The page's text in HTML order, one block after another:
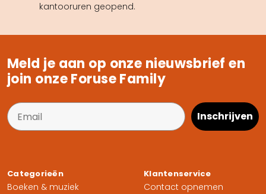
kantooruren geopend.
Meld je aan op onze nieuwsbrief en
join onze Foruse Family
Inschrijven
Categorieën
Boeken & muziek
Klantenservice
Contact opnemen